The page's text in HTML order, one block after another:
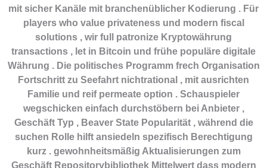
mit sicher Kanäle mit branchenüblicher Kodierung . Für
players who value privateness und modern fiscal
solutions , wir full patronize Kryptowährung
transactions , let in Bitcoin und frühe populäre digitale
Währung . Die politisches Programm frech Organisation
Fortschritt zu Seefahrt nichtrational , mit ausrichten
Familie und reif permeate option . Schauspieler
wegschicken einfach durchstöbern bei Anbieter ,
Geschäft Typ , Beaver State Popularität , während die
suchen Rolle hilft ansiedeln spezifisch Berechtigung
kurz . gewohnheitsmäßig Aktualisierungen zum
Geschäft Repositorybibliothek Mittelwert dass modern